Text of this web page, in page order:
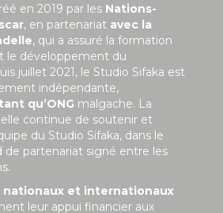
en 2019 par les Nations-
, en partenariat avec la
, qui a assuré la formation
le développement du
juillet 2021, le Studio Sifaka est
indépendante,
qu’ONG malgache. La
continue de soutenir et
du Studio Sifaka, dans le
de partenariat signé entre les
nationaux et internationaux
leur appui financier aux